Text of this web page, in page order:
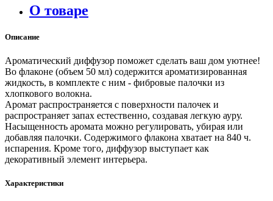
О товаре
Описание
Ароматический диффузор поможет сделать ваш дом уютнее!
Во флаконе (объем 50 мл) содержится ароматизированная
жидкость, в комплекте с ним - фибровые палочки из
хлопкового волокна.
Аромат распространяется с поверхности палочек и
распространяет запах естественно, создавая легкую ауру.
Насыщенность аромата можно регулировать, убирая или
добавляя палочки. Содержимого флакона хватает на 840 ч.
испарения. Кроме того, диффузор выступает как
декоративный элемент интерьера.
Характеристики